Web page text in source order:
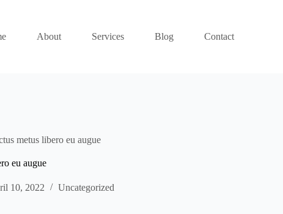
About Services Blog Contact
metus libero eu augue
eu augue
10, 2022 Uncategorized